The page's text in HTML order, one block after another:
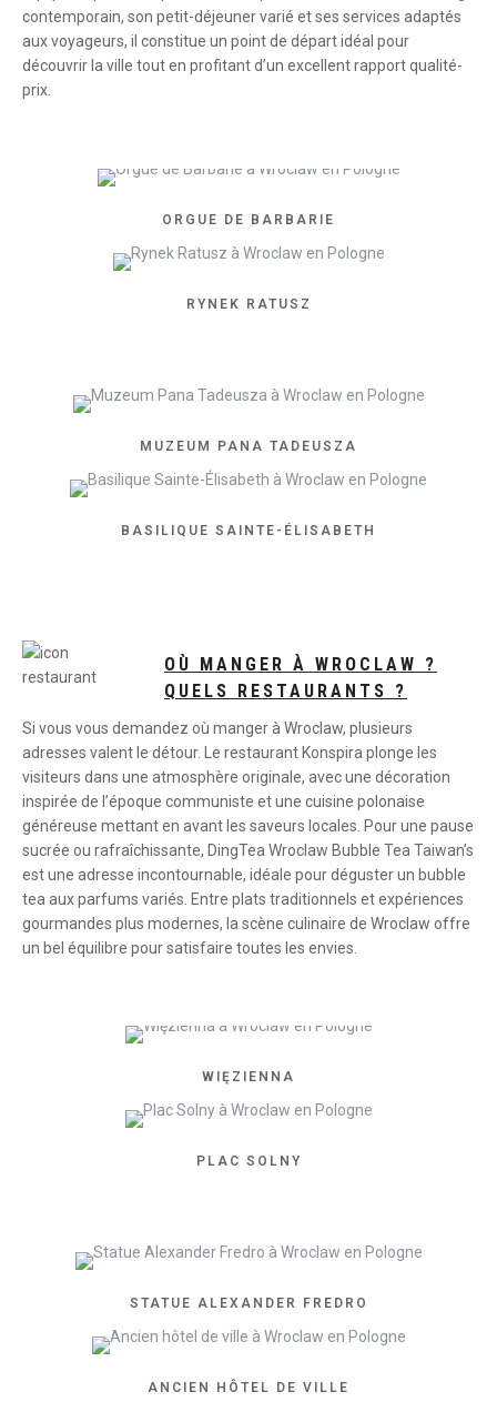
contemporain, son petit-déjeuner varié et ses services adaptés
aux voyageurs, il constitue un point de départ idéal pour
découvrir la ville tout en profitant d’un excellent rapport qualité-
prix.
ORGUE DE BARBARIE
RYNEK RATUSZ
MUZEUM PANA TADEUSZA
BASILIQUE SAINTE-ÉLISABETH
OÙ MANGER À WROCLAW ?
QUELS RESTAURANTS ?
Si vous vous demandez où manger à Wroclaw, plusieurs
adresses valent le détour. Le restaurant Konspira plonge les
visiteurs dans une atmosphère originale, avec une décoration
inspirée de l’époque communiste et une cuisine polonaise
généreuse mettant en avant les saveurs locales. Pour une pause
sucrée ou rafraîchissante, DingTea Wroclaw Bubble Tea Taiwan’s
est une adresse incontournable, idéale pour déguster un bubble
tea aux parfums variés. Entre plats traditionnels et expériences
gourmandes plus modernes, la scène culinaire de Wroclaw offre
un bel équilibre pour satisfaire toutes les envies.
WIĘZIENNA
PLAC SOLNY
STATUE ALEXANDER FREDRO
ANCIEN HÔTEL DE VILLE